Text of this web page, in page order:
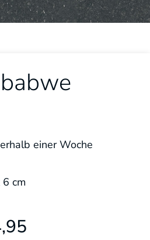
einer Woche
6 cm